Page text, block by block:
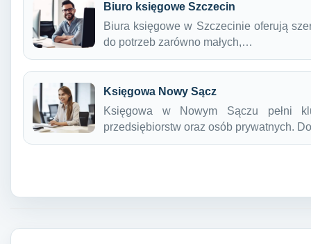
Biuro księgowe Szczecin
Biura księgowe w Szczecinie oferują
do potrzeb zarówno małych,…
Księgowa Nowy Sącz
Księgowa w Nowym Sączu pełni
przedsiębiorstw oraz osób prywatnych.
Nawigacja wpisu